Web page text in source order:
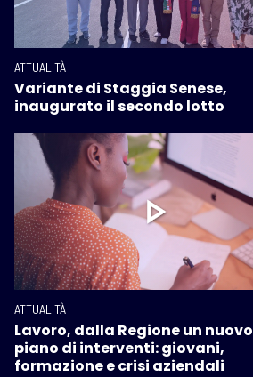
ATTUALITÀ
Variante di Staggia Senese,
inaugurato il secondo lotto
ATTUALITÀ
Lavoro, dalla Regione un nuovo
piano di interventi: giovani,
formazione e crisi aziendali